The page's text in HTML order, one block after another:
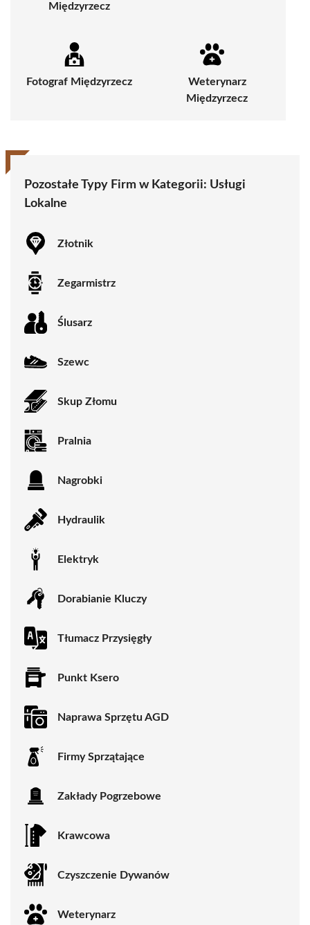
Międzyrzecz
Fotograf Międzyrzecz
Weterynarz
Międzyrzecz
Pozostałe Typy Firm w Kategorii: Usługi
Lokalne
Złotnik
Zegarmistrz
Ślusarz
Szewc
Skup Złomu
Pralnia
Nagrobki
Hydraulik
Elektryk
Dorabianie Kluczy
Tłumacz Przysięgły
Punkt Ksero
Naprawa Sprzętu AGD
Firmy Sprzątające
Zakłady Pogrzebowe
Krawcowa
Czyszczenie Dywanów
Weterynarz